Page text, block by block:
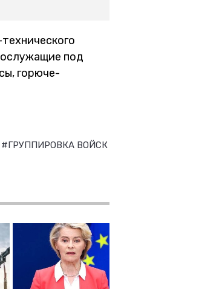
под
горюче-
#ГРУППИРОВКА ВОЙСК